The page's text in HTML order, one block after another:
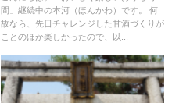
も！
間」継続中の本河（ほんかわ）です。 何
故なら、先日チャレンジした甘酒づくりが
ことのほか楽しかったので、以...